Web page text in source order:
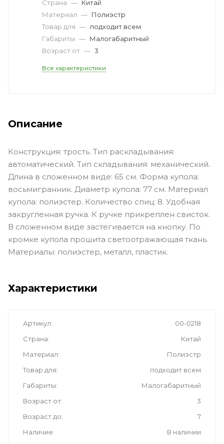
Страна — Китай
Материал — Полиэстр
Товар для — подходит всем
Габариты — Малогабаритный
Возраст от — 3
Все характеристики
Описание
Конструкция: трость. Тип раскладывания:
автоматический. Тип складывания: механический.
Длина в сложенном виде: 65 см. Форма купола:
восьмигранник. Диаметр купола: 77 см. Материал
купола: полиэстер. Количество спиц: 8. Удобная
закругленная ручка. К ручке прикреплен свисток.
В сложенном виде застегивается на кнопку. По
кромке купола прошита светоотражающая ткань.
Материалы: полиэстер, металл, пластик.
Характеристики
Артикул
00-0218
Страна
Китай
Материал
Полиэстр
Товар для
подходит всем
Габариты
Малогабаритный
Возраст от
3
Возраст до
7
Наличие
В наличии